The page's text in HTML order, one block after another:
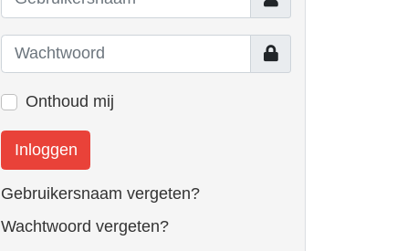
Toon
Onthoud mij
Inloggen
Gebruikersnaam vergeten?
Wachtwoord vergeten?